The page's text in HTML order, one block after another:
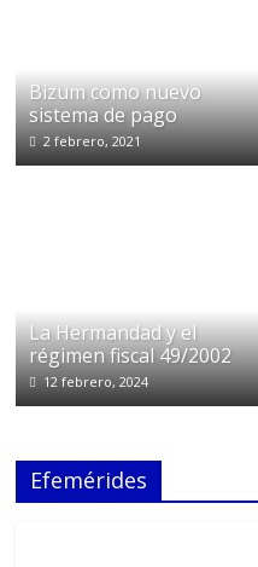
Bizum como nuevo
sistema de pago
2 febrero, 2021
La Hermandad y el
régimen fiscal 49/2002
12 febrero, 2024
Efemérides